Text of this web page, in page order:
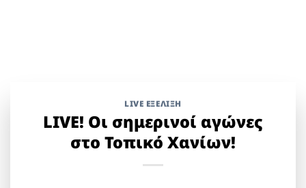
LIVE ΕΞΈΛΙΞΗ
LIVE! Οι σημερινοί αγώνες
στο Τοπικό Χανίων!